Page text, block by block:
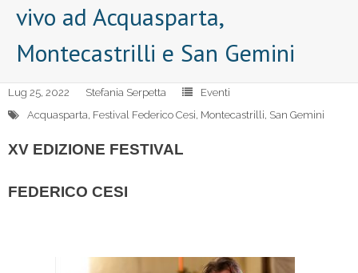
vivo ad Acquasparta,
Montecastrilli e San Gemini
Lug 25, 2022 Stefania Serpetta
Eventi
Acquasparta, Festival Federico Cesi, Montecastrilli, San Gemini
XV EDIZIONE FESTIVAL
FEDERICO CESI